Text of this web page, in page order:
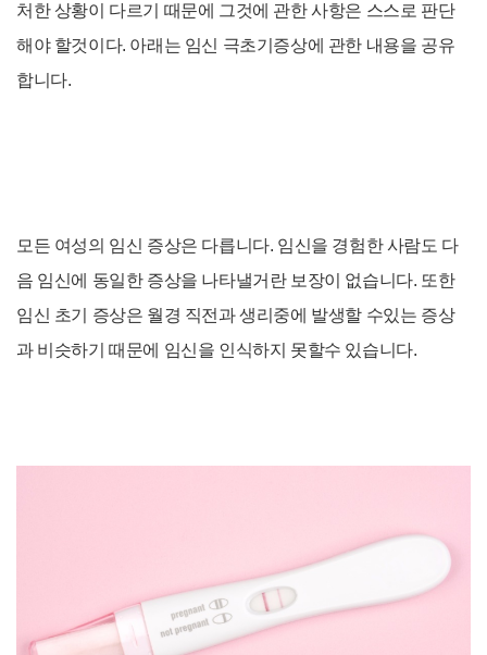
처한 상황이 다르기 때문에 그것에 관한 사항은 스스로 판단
해야 할것이다. 아래는 임신 극초기증상에 관한 내용을 공유
합니다.
모든 여성의 임신 증상은 다릅니다. 임신을 경험한 사람도 다
음 임신에 동일한 증상을 나타낼거란 보장이 없습니다. 또한
임신 초기 증상은 월경 직전과 생리 중에 발생할 수있는 증상
과 비슷하기 때문에 임신을 인식하지 못할수 있습니다.